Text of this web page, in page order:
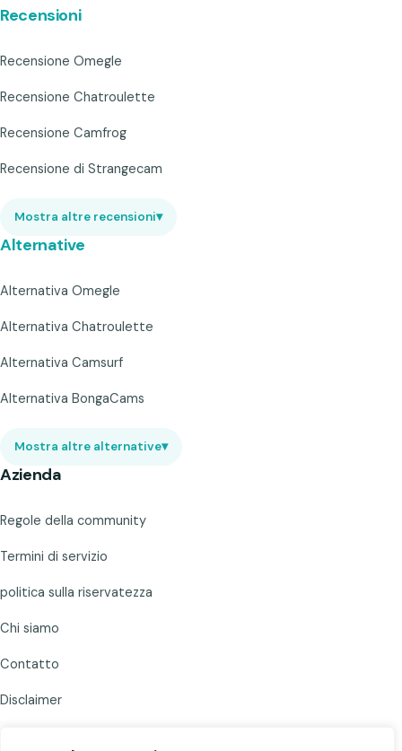
Recensioni
Recensione Omegle
Recensione Chatroulette
Recensione Camfrog
Recensione di Strangecam
Mostra altre recensioni▾
Alternative
Alternativa Omegle
Alternativa Chatroulette
Alternativa Camsurf
Alternativa BongaCams
Mostra altre alternative▾
Azienda
Regole della community
Termini di servizio
politica sulla riservatezza
Chi siamo
Contatto
Disclaimer